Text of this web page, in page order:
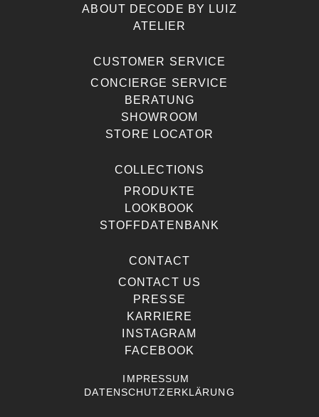
ABOUT DECODE BY LUIZ
ATELIER
CUSTOMER SERVICE
CONCIERGE SERVICE
BERATUNG
SHOWROOM
STORE LOCATOR
COLLECTIONS
PRODUKTE
LOOKBOOK
STOFFDATENBANK
CONTACT
CONTACT US
PRESSE
KARRIERE
INSTAGRAM
FACEBOOK
IMPRESSUM
DATENSCHUTZERKLÄRUNG